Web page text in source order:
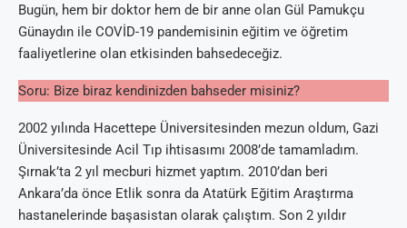
Bugün, hem bir doktor hem de bir anne olan Gül Pamukçu
Günaydın ile COVİD-19 pandemisinin eğitim ve öğretim
faaliyetlerine olan etkisinden bahsedeceğiz.
Soru: Bize biraz kendinizden bahseder misiniz?
2002 yılında Hacettepe Üniversitesinden mezun oldum, Gazi
Üniversitesinde Acil Tıp ihtisasımı 2008’de tamamladım.
Şırnak’ta 2 yıl mecburi hizmet yaptım. 2010’dan beri
Ankara’da önce Etlik sonra da Atatürk Eğitim Araştırma
hastanelerinde başasistan olarak çalıştım. Son 2 yıldır